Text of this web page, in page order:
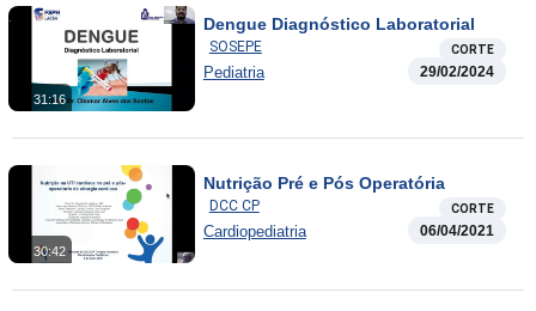
31:16
Dengue Diagnóstico Laboratorial
SOSEPE CORTE
Pediatria 29/02/2024
30:42
Nutrição Pré e Pós Operatória
DCC CP CORTE
Cardiopediatria 06/04/2021